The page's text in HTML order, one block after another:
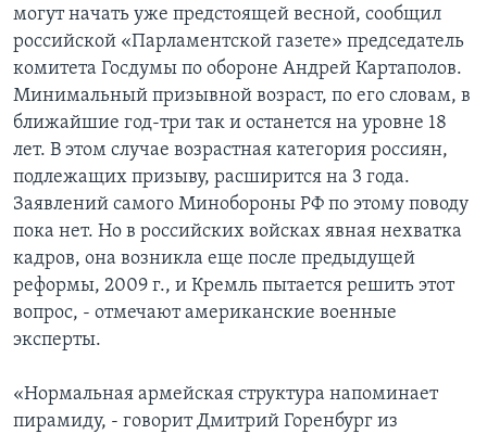
могут начать уже предстоящей весной, сообщил
российской «Парламентской газете» председатель
комитета Госдумы по обороне Андрей Картаполов.
Минимальный призывной возраст, по его словам, в
ближайшие год-три так и останется на уровне 18
лет. В этом случае возрастная категория россиян,
подлежащих призыву, расширится на 3 года.
Заявлений самого Минобороны РФ по этому поводу
пока нет. Но в российских войсках явная нехватка
кадров, она возникла еще после предыдущей
реформы, 2009 г., и Кремль пытается решить этот
вопрос, - отмечают американские военные
эксперты.
«Нормальная армейская структура напоминает
пирамиду, - говорит Дмитрий Горенбург из